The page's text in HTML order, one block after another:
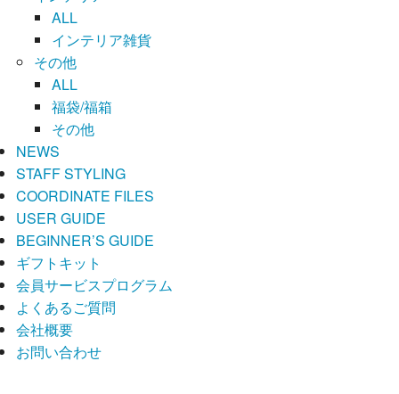
ALL
インテリア雑貨
その他
ALL
福袋/福箱
その他
NEWS
STAFF STYLING
COORDINATE FILES
USER GUIDE
BEGINNER’S GUIDE
ギフトキット
会員サービスプログラム
よくあるご質問
会社概要
お問い合わせ